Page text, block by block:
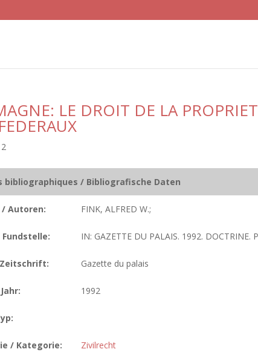
LE DROIT DE LA
bibliographiques / Bibliografische Daten
Autoren: FINK, ALFRED W.;
Fundstelle: IN: GAZETTE DU PALAIS. 1992. DOCTRINE.
Gazette du palais
1992
/ Kategorie: Zivilrecht